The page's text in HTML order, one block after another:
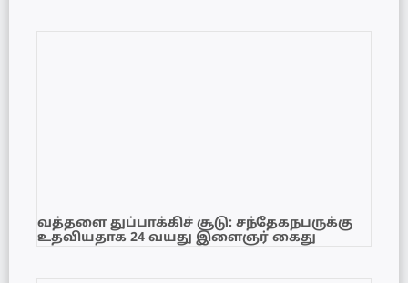
வத்தளை துப்பாக்கிச் சூடு: சந்தேகநபருக்கு
உதவியதாக 24 வயது இளைஞர் கைது